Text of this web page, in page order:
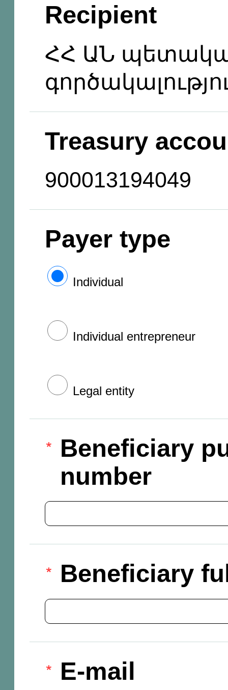
Recipient
ՀՀ ԱՆ
Treasury
900013194049
Payer type
Individual
Individual entrepreneur
Legal entity
Beneficiary
number
Beneficiary
E-mail